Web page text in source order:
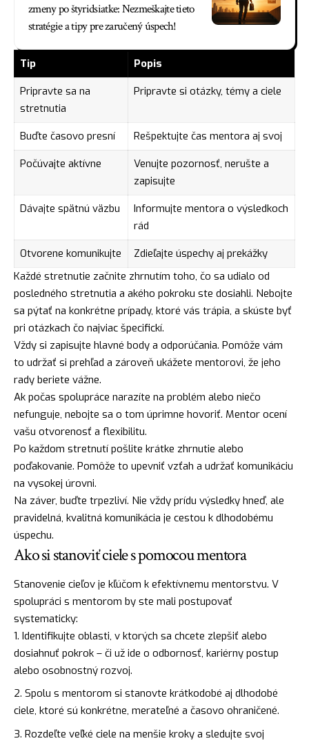
zmeny po štyridsiatke: Nezmeškajte tieto
stratégie a tipy pre zaručený úspech!
Tip
Popis
Pripravte sa na
stretnutia
Pripravte si otázky, témy a ciele
Buďte časovo presní
Rešpektujte čas mentora aj svoj
Počúvajte aktívne
Venujte pozornosť, nerušte a
zapisujte
Dávajte spätnú väzbu
Informujte mentora o výsledkoch
rád
Otvorene komunikujte
Zdieľajte úspechy aj prekážky
Každé stretnutie začnite zhrnutím toho, čo sa udialo od
posledného stretnutia a akého pokroku ste dosiahli. Nebojte
sa pýtať na konkrétne prípady, ktoré vás trápia, a skúste byť
pri otázkach čo najviac špecifickí.
Vždy si zapisujte hlavné body a odporúčania. Pomôže vám
to udržať si prehľad a zároveň ukážete mentorovi, že jeho
rady beriete vážne.
Ak počas spolupráce narazíte na problém alebo niečo
nefunguje, nebojte sa o tom úprimne hovoriť. Mentor ocení
vašu otvorenosť a flexibilitu.
Po každom stretnutí pošlite krátke zhrnutie alebo
poďakovanie. Pomôže to upevniť vzťah a udržať komunikáciu
na vysokej úrovni.
Na záver, buďte trpezliví. Nie vždy prídu výsledky hneď, ale
pravidelná, kvalitná komunikácia je cestou k dlhodobému
úspechu.
Ako si stanoviť ciele s pomocou mentora
Stanovenie cieľov je kľúčom k efektívnemu mentorstvu. V
spolupráci s mentorom by ste mali postupovať
systematicky:
Identifikujte oblasti, v ktorých sa chcete zlepšiť alebo
dosiahnuť pokrok – či už ide o odbornosť, kariérny postup
alebo osobnostný rozvoj.
Spolu s mentorom si stanovte krátkodobé aj dlhodobé
ciele, ktoré sú konkrétne, merateľné a časovo ohraničené.
Rozdeľte veľké ciele na menšie kroky a sledujte svoj